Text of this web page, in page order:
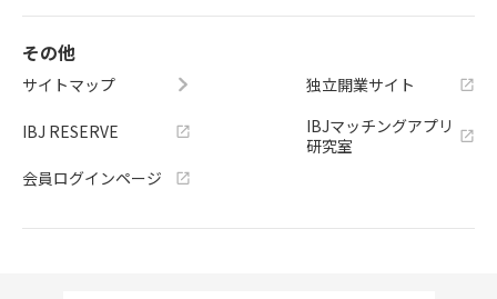
その他
サイトマップ
IBJ RESERVE
会員ログインページ
独立開業サイト
IBJマッチングアプリ
研究室